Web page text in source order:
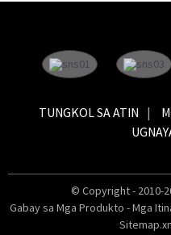
TUNGKOL SA ATIN
© Copyright - 2010-
Gabay sa Mga Produkto -Mga